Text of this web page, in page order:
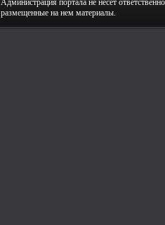
размещенные на нем материалы.